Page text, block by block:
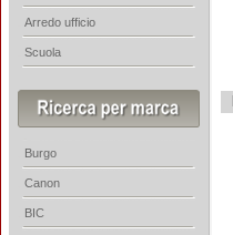
Arredo ufficio
Scuola
Burgo
Canon
BIC